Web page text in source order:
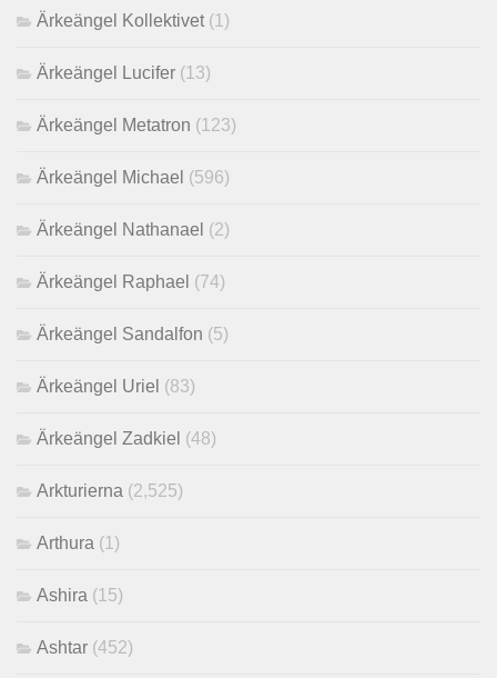
Ärkeängel Kollektivet (1)
Ärkeängel Lucifer (13)
Ärkeängel Metatron (123)
Ärkeängel Michael (596)
Ärkeängel Nathanael (2)
Ärkeängel Raphael (74)
Ärkeängel Sandalfon (5)
Ärkeängel Uriel (83)
Ärkeängel Zadkiel (48)
Arkturierna (2,525)
Arthura (1)
Ashira (15)
Ashtar (452)